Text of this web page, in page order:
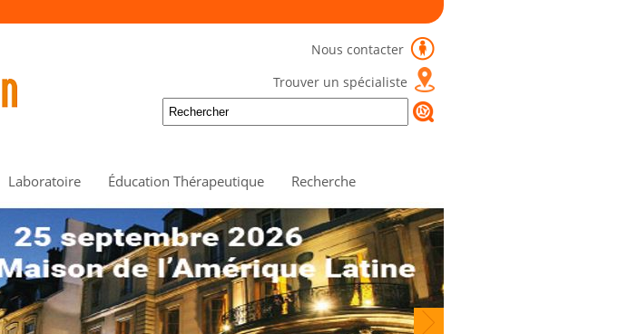
Nous contacter
Trouver un spécialiste
Laboratoire Éducation Thérapeutique Recherche